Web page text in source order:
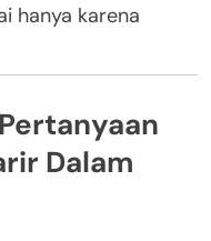
hanya karena
Dalam